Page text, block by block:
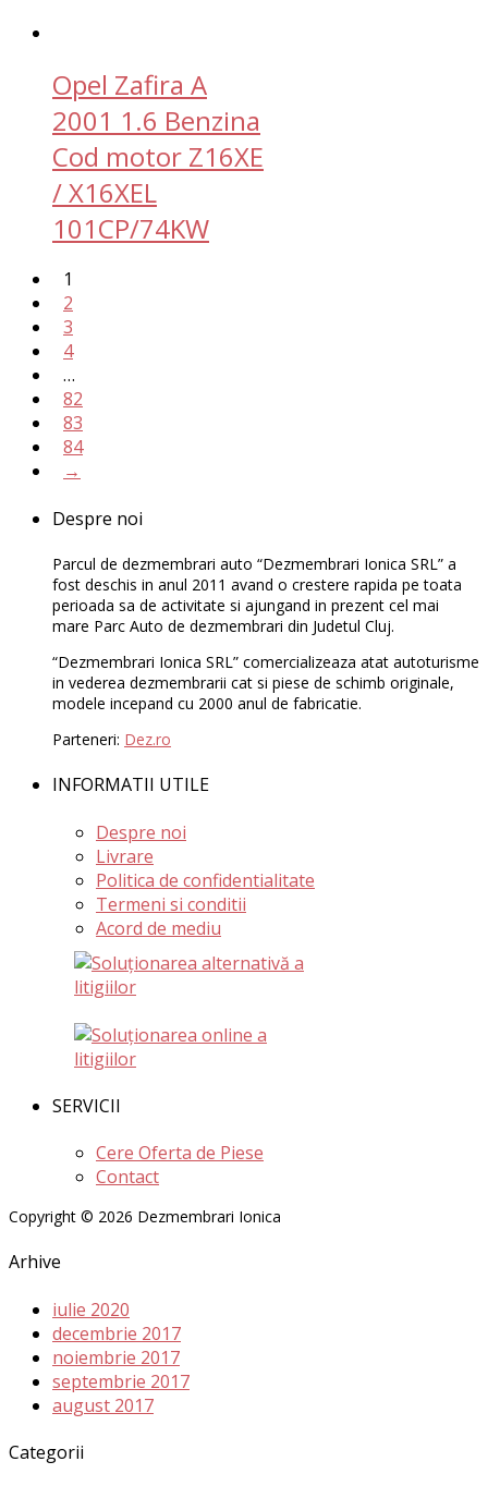
Opel Zafira A
2001 1.6 Benzina
Cod motor Z16XE
/ X16XEL
101CP/74KW
1
2
3
4
…
82
83
84
→
Despre noi
Parcul de dezmembrari auto “Dezmembrari Ionica SRL” a
fost deschis in anul 2011 avand o crestere rapida pe toata
perioada sa de activitate si ajungand in prezent cel mai
mare Parc Auto de dezmembrari din Judetul Cluj.
“Dezmembrari Ionica SRL” comercializeaza atat autoturisme
in vederea dezmembrarii cat si piese de schimb originale,
modele incepand cu 2000 anul de fabricatie.
Parteneri: Dez.ro
INFORMATII UTILE
Despre noi
Livrare
Politica de confidentialitate
Termeni si conditii
Acord de mediu
SERVICII
Cere Oferta de Piese
Contact
Copyright © 2026 Dezmembrari Ionica
Arhive
iulie 2020
decembrie 2017
noiembrie 2017
septembrie 2017
august 2017
Categorii